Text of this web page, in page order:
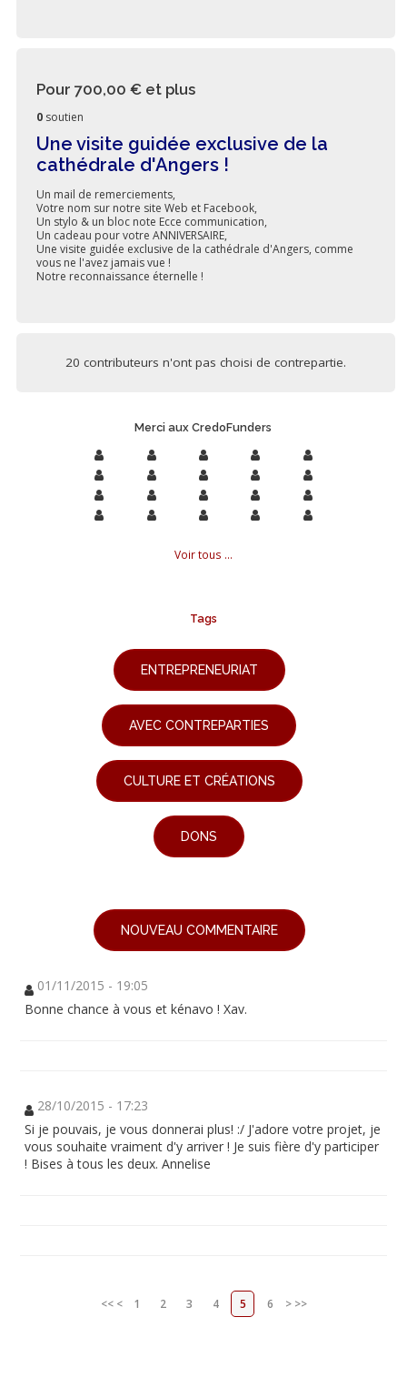
Pour 700,00 € et plus
0 soutien
Une visite guidée exclusive de la
cathédrale d'Angers !
Un mail de remerciements,
Votre nom sur notre site Web et Facebook,
Un stylo & un bloc note Ecce communication,
Un cadeau pour votre ANNIVERSAIRE,
Une visite guidée exclusive de la cathédrale d'Angers, comme
vous ne l'avez jamais vue !
Notre reconnaissance éternelle !
20 contributeurs n'ont pas choisi de contrepartie.
Merci aux CredoFunders
Voir tous ...
Tags
ENTREPRENEURIAT
AVEC CONTREPARTIES
CULTURE ET CRÉATIONS
DONS
NOUVEAU COMMENTAIRE
01/11/2015 - 19:05
Bonne chance à vous et kénavo ! Xav.
28/10/2015 - 17:23
Si je pouvais, je vous donnerai plus! :/ J'adore votre projet, je
vous souhaite vraiment d'y arriver ! Je suis fière d'y participer
! Bises à tous les deux. Annelise
<< < 1 2 3 4 5 6 > >>